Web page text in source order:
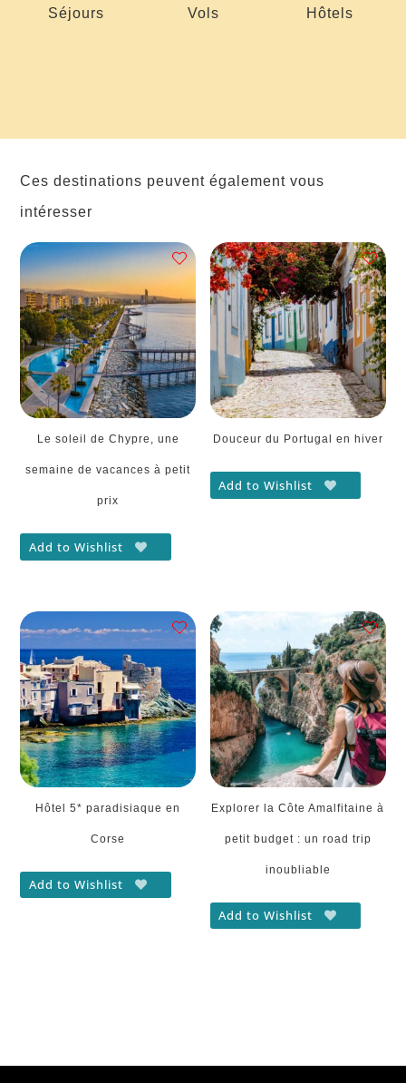
Séjours Vols Hôtels
Ces destinations peuvent également vous
intéresser
Le soleil de Chypre, une
semaine de vacances à petit
prix
Add to Wishlist
Douceur du Portugal en hiver
Add to Wishlist
Hôtel 5* paradisiaque en
Corse
Add to Wishlist
Explorer la Côte Amalfitaine à
petit budget : un road trip
inoubliable
Add to Wishlist